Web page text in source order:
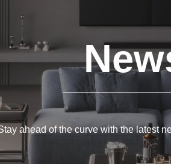
ahead of the curve with the latest